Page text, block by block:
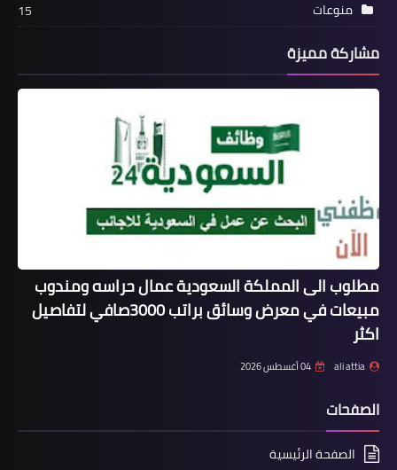
منوعات
15
مشاركة مميزة
مطلوب الى المملكة السعودية عمال حراسه ومندوب
مبيعات في معرض وسائق براتب 3000صافي لتفاصيل
اكثر
ali attia 04 أغسطس 2026
الصفحات
الصفحة الرئيسية